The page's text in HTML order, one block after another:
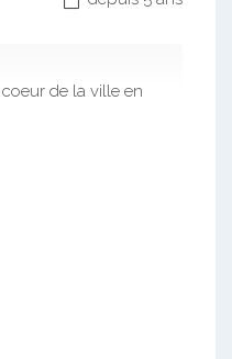
de la ville en